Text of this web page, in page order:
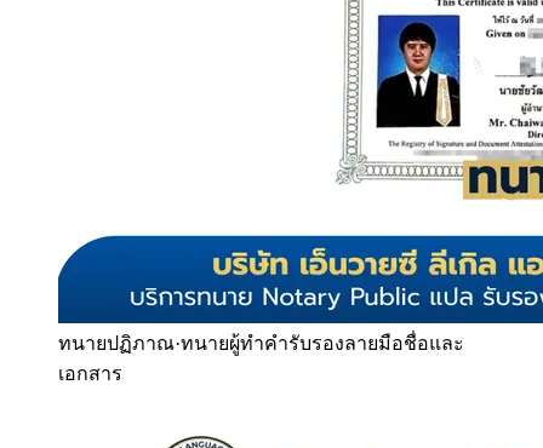
ทนายปฏิภาณ·ทนายผู้ทำคำรับรองลายมือชื่อและ
เอกสาร